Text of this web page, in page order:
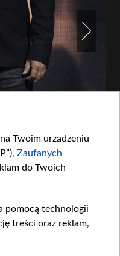
Twoim urządzeniu
Zaufanych
do Twoich
pomocą technologii
treści oraz reklam,